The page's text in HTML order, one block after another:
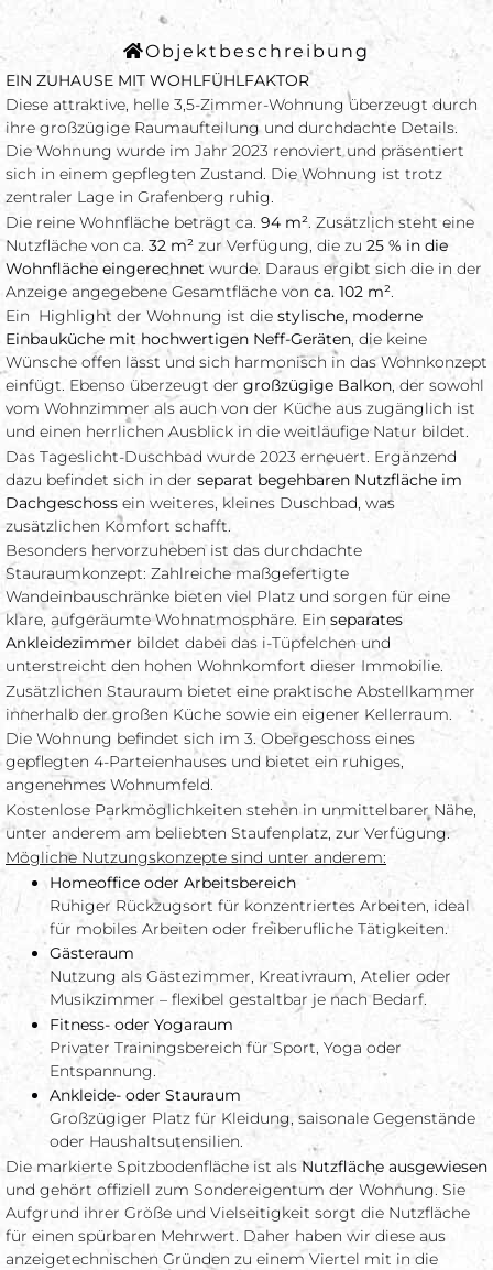
Objektbeschreibung
EIN ZUHAUSE MIT WOHLFÜHLFAKTOR
Diese attraktive, helle 3,5-Zimmer-Wohnung überzeugt durch
ihre großzügige Raumaufteilung und durchdachte Details.
Die Wohnung wurde im Jahr 2023 renoviert und präsentiert
sich in einem gepflegten Zustand. Die Wohnung ist trotz
zentraler Lage in Grafenberg ruhig.
Die reine Wohnfläche beträgt ca. 94 m². Zusätzlich steht eine
Nutzfläche von ca. 32 m² zur Verfügung, die zu 25 % in die
Wohnfläche eingerechnet wurde. Daraus ergibt sich die in der
Anzeige angegebene Gesamtfläche von ca. 102 m².
Ein Highlight der Wohnung ist die stylische, moderne
Einbauküche mit hochwertigen Neff-Geräten, die keine
Wünsche offen lässt und sich harmonisch in das Wohnkonzept
einfügt. Ebenso überzeugt der großzügige Balkon, der sowohl
vom Wohnzimmer als auch von der Küche aus zugänglich ist
und einen herrlichen Ausblick in die weitläufige Natur bildet.
Das Tageslicht-Duschbad wurde 2023 erneuert. Ergänzend
dazu befindet sich in der separat begehbaren Nutzfläche im
Dachgeschoss ein weiteres, kleines Duschbad, was
zusätzlichen Komfort schafft.
Besonders hervorzuheben ist das durchdachte
Stauraumkonzept: Zahlreiche maßgefertigte
Wandeinbauschränke bieten viel Platz und sorgen für eine
klare, aufgeräumte Wohnatmosphäre. Ein separates
Ankleidezimmer bildet dabei das i-Tüpfelchen und
unterstreicht den hohen Wohnkomfort dieser Immobilie.
Zusätzlichen Stauraum bietet eine praktische Abstellkammer
innerhalb der großen Küche sowie ein eigener Kellerraum.
Die Wohnung befindet sich im 3. Obergeschoss eines
gepflegten 4-Parteienhauses und bietet ein ruhiges,
angenehmes Wohnumfeld.
Kostenlose Parkmöglichkeiten stehen in unmittelbarer Nähe,
unter anderem am beliebten Staufenplatz, zur Verfügung.
Mögliche Nutzungskonzepte sind unter anderem:
Homeoffice oder Arbeitsbereich
Ruhiger Rückzugsort für konzentriertes Arbeiten, ideal
für mobiles Arbeiten oder freiberufliche Tätigkeiten.
Gästeraum
Nutzung als Gästezimmer, Kreativraum, Atelier oder
Musikzimmer – flexibel gestaltbar je nach Bedarf.
Fitness- oder Yogaraum
Privater Trainingsbereich für Sport, Yoga oder
Entspannung.
Ankleide- oder Stauraum
Großzügiger Platz für Kleidung, saisonale Gegenstände
oder Haushaltsutensilien.
Die markierte Spitzbodenfläche ist alsNutzfläche ausgewiesen
und gehört offiziell zum Sondereigentum der Wohnung. Sie
Aufgrund ihrer Größe und Vielseitigkeit sorgt die Nutzfläche
für einen spürbaren Mehrwert. Daher haben wir diese aus
anzeigetechnischen Gründen zu einem Viertel mit in die